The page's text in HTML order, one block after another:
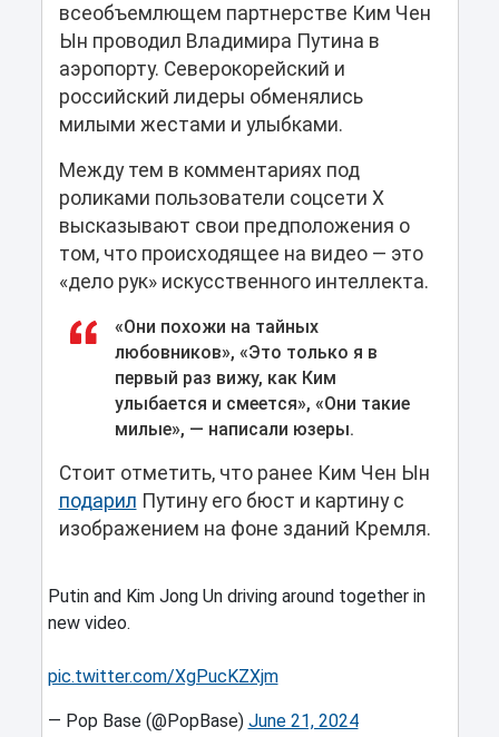
всеобъемлющем партнерстве Ким Чен
Ын проводил Владимира Путина в
аэропорту. Северокорейский и
российский лидеры обменялись
милыми жестами и улыбками.
Между тем в комментариях под
роликами пользователи соцсети Х
высказывают свои предположения о
том, что происходящее на видео — это
«дело рук» искусственного интеллекта.
«Они похожи на тайных
любовников», «Это только я в
первый раз вижу, как Ким
улыбается и смеется», «Они такие
милые», — написали юзеры.
Стоит отметить, что ранее Ким Чен Ын
подарил Путину его бюст и картину с
изображением на фоне зданий Кремля.
Putin and Kim Jong Un driving around together in
new video.
pic.twitter.com/XgPucKZXjm
— Pop Base (@PopBase) June 21, 2024